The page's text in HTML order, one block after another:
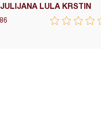
JULIJANA LULA KRSTIN